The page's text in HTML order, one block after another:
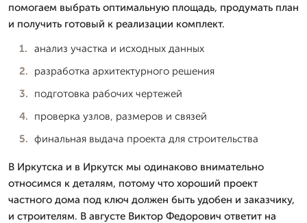
помогаем выбрать оптимальную площадь, продумать план
и получить готовый к реализации комплект.
анализ участка и исходных данных
разработка архитектурного решения
подготовка рабочих чертежей
проверка узлов, размеров и связей
финальная выдача проекта для строительства
В Иркутска и в Иркутск мы одинаково внимательно
относимся к деталям, потому что хороший проект
частного дома под ключ должен быть удобен и заказчику,
и строителям. В августе Виктор Федорович ответит на